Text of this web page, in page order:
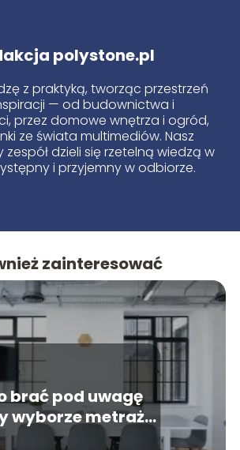
polystone.pl
z praktyką, tworząc przestrzeń
— od budownictwa i
przez domowe wnętrza i ogród,
ze świata multimediów. Nasz
dzieli się rzetelną wiedzą w
i przyjemny w odbiorze.
zainteresować
brać pod uwagę
wyborze metrażu
mieszkania?